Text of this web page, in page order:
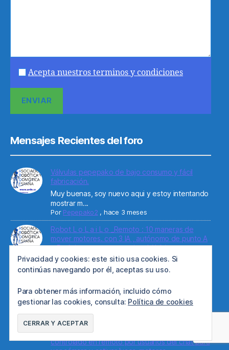
Acepta nuestros terminos y condiciones
Mensajes Recientes del foro
Válvulas pepepako de bajo consumo y fácil
fabricación.
Muy buenas, soy nuevo aqui y estoy intentando
mostrar m...
Por Pepepako2 , hace 3 meses
Robot L o L a i L o _Remoto : 10 maneras de
mover motores. con 3 IA , autónomo de punto A
a B , Asistente conversacional ( I A ) y
controlado en remoto por usuarios del chat para
ver cámara y activar luces-motores
hacer alg...
Por Lolailo, hace 3 años
Robot L o L a i L o _Remoto : 10 maneras de
mover motores. con 3 IA , autónomo de punto A
a B , Asistente conversacional ( I A ) y
controlado en remoto por usuarios del chat para
Privacidad y cookies: este sitio usa cookies. Si
continúas navegando por él, aceptas su uso.
Para obtener más información, incluido cómo
gestionar las cookies, consulta: Política de cookies